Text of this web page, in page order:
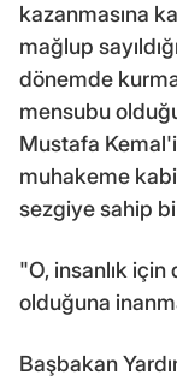
kazanmasına
mağlup
dönemde
mensubu
Mustafa
muhakeme
sezgiye sahip
"O, insanlık
olduğuna
Başbakan